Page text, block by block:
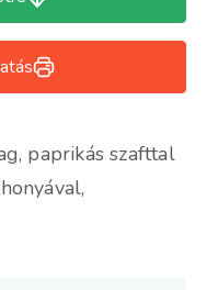
paprikás szafttal